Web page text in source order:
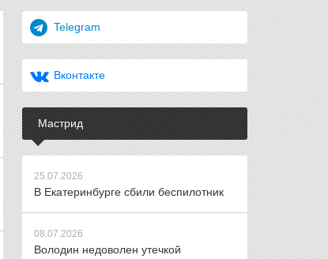
Telegram
Вконтакте
Мастрид
25.07.2026
В Екатеринбурге сбили беспилотник
08.07.2026
Володин недоволен утечкой